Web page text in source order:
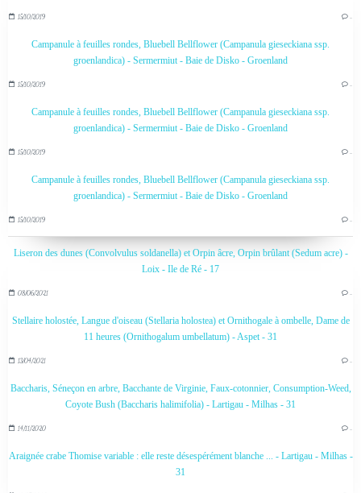
15/10/2019 …
Campanule à feuilles rondes, Bluebell Bellflower (Campanula gieseckiana ssp.
groenlandica) - Sermermiut - Baie de Disko - Groenland
15/10/2019 …
Campanule à feuilles rondes, Bluebell Bellflower (Campanula gieseckiana ssp.
groenlandica) - Sermermiut - Baie de Disko - Groenland
15/10/2019 …
Campanule à feuilles rondes, Bluebell Bellflower (Campanula gieseckiana ssp.
groenlandica) - Sermermiut - Baie de Disko - Groenland
15/10/2019 …
Liseron des dunes (Convolvulus soldanella) et Orpin âcre, Orpin brûlant (Sedum acre) -
Loix - Ile de Ré - 17
08/06/2021 …
Stellaire holostée, Langue d'oiseau (Stellaria holostea) et Ornithogale à ombelle, Dame de
11 heures (Ornithogalum umbellatum) - Aspet - 31
13/04/2021 …
Baccharis, Séneçon en arbre, Bacchante de Virginie, Faux-cotonnier, Consumption-Weed,
Coyote Bush (Baccharis halimifolia) - Lartigau - Milhas - 31
14/11/2020 …
Araignée crabe Thomise variable : elle reste désespérément blanche ... - Lartigau - Milhas -
31